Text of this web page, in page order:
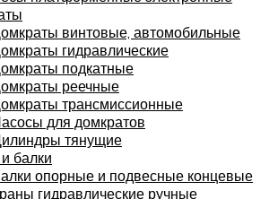
винтовые, автомобильные
гидравлические
подкатные
реечные
трансмиссионные
для домкратов
тянущие
балки
опорные и подвесные концевые
гидравлические ручные